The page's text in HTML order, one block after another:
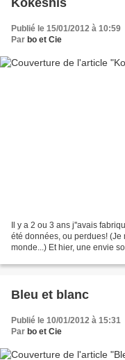
Publié le 15/01/2012 à 10:59
Par bo et Cie
Il y a 2 ou 3 ans j''avais
été données, ou perdues!
monde...) Et hier, une envie
Bleu et blanc
Publié le 10/01/2012 à 15:31
Par bo et Cie